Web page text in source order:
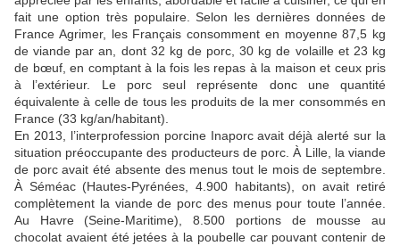
fait une option très populaire. Selon les dernières données de
France Agrimer, les Français consomment en moyenne 87,5 kg
de viande par an, dont 32 kg de porc, 30 kg de volaille et 23 kg
de bœuf, en comptant à la fois les repas à la maison et ceux pris
à l’extérieur. Le porc seul représente donc une quantité
équivalente à celle de tous les produits de la mer consommés en
France (33 kg/an/habitant).
En 2013, l’interprofession porcine Inaporc avait déjà alerté sur la
situation préoccupante des producteurs de porc. À Lille, la viande
de porc avait été absente des menus tout le mois de septembre.
À Séméac (Hautes-Pyrénées, 4.900 habitants), on avait retiré
complètement la viande de porc des menus pour toute l’année.
Au Havre (Seine-Maritime), 8.500 portions de mousse au
chocolat avaient été jetées à la poubelle car pouvant contenir de